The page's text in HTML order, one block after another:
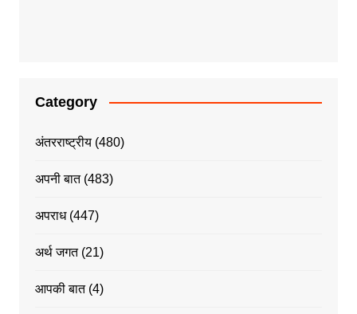
Category
अंतरराष्ट्रीय(480)
अपनी बात(483)
अपराध(447)
अर्थ जगत(21)
आपकी बात(4)